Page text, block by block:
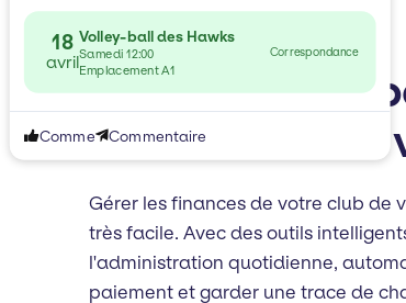
18
avril
Volley-ball des Hawks
Samedi 12:00
Emplacement A1
Correspondance
Comme Commentaire
Renforcer les
financières de
Gérer les finances de votre club de
très facile. Avec des outils
l'administration quotidienne,
paiement et garder une trace de